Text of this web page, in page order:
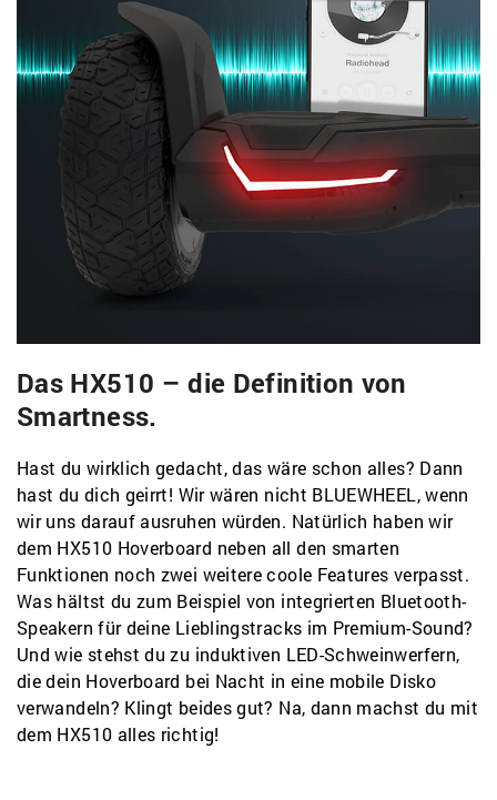
Das HX510 – die Definition von
Smartness.
Hast du wirklich gedacht, das wäre schon alles? Dann
hast du dich geirrt! Wir wären nicht BLUEWHEEL, wenn
wir uns darauf ausruhen würden. Natürlich haben wir
dem HX510 Hoverboard neben all den smarten
Funktionen noch zwei weitere coole Features verpasst.
Was hältst du zum Beispiel von integrierten Bluetooth-
Speakern für deine Lieblingstracks im Premium-Sound?
Und wie stehst du zu induktiven LED-Schweinwerfern,
die dein Hoverboard bei Nacht in eine mobile Disko
verwandeln? Klingt beides gut? Na, dann machst du mit
dem HX510 alles richtig!